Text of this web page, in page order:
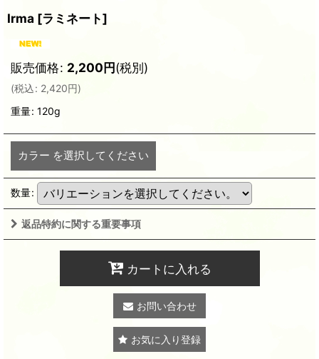
Irma [ラミネート]
販売価格: 2,200円(税別)
(税込: 2,420円)
重量: 120g
カラー を選択してください
数量:
返品特約に関する重要事項
カートに入れる
お問い合わせ
お気に入り登録